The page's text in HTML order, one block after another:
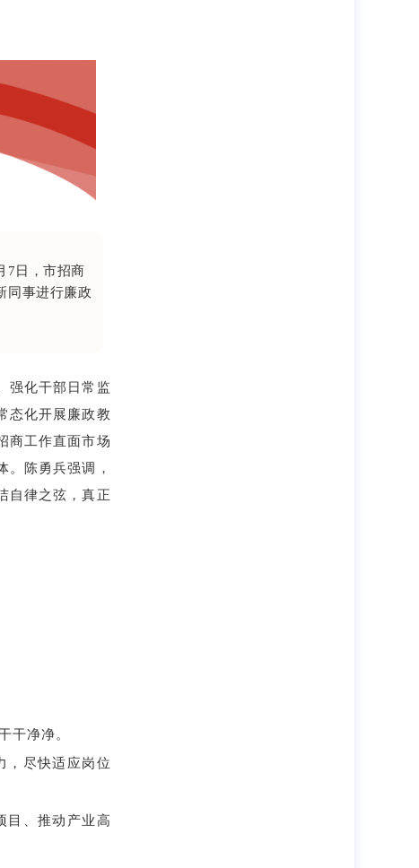
7日，市招商
同事进行廉政
强化干部日常监
态化开展廉政教
商工作直面市场
。陈勇兵强调，
自律之弦，真正
干净净。
，尽快适应岗位
目、推动产业高